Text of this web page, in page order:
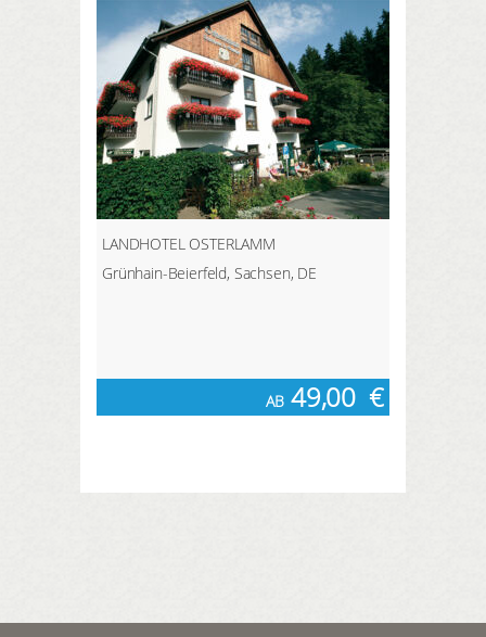
LANDHOTEL OSTERLAMM
Grünhain-Beierfeld, Sachsen, DE
AB 49,00 €